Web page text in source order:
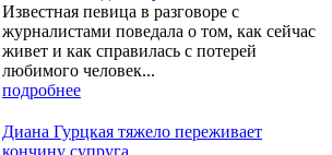
Известная певица в разговоре с
журналистами поведала о том, как сейчас
живет и как справилась с потерей
любимого человек...
подробнее
Диана Гурцкая тяжело переживает
кончину супруга